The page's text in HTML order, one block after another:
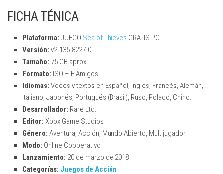
FICHA TÉNICA
Plataforma: JUEGO Sea of Thieves GRATIS PC
Versión: v2.135.8227.0
Tamaño: 75 GB aprox.
Formato: ISO – ElAmigos
Idiomas: Voces y textos en Español, Inglés, Francés, Alemán,
Italiano, Japonés, Portugués (Brasil), Ruso, Polaco, Chino.
Desarrollador: Rare Ltd.
Editor: Xbox Game Studios
Género: Aventura, Acción, Mundo Abierto, Multijugador
Modo: Online Cooperativo
Lanzamiento: 20 de marzo de 2018
Categorías: Juegos de Acción